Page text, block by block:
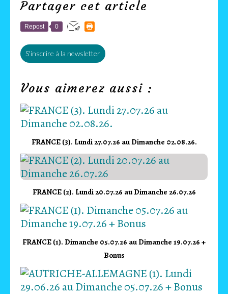
Partager cet article
Repost 0
S'inscrire à la newsletter
Vous aimerez aussi :
FRANCE (3). Lundi 27.07.26 au Dimanche 02.08.26.
FRANCE (2). Lundi 20.07.26 au Dimanche 26.07.26
FRANCE (1). Dimanche 05.07.26 au Dimanche 19.07.26 +
Bonus